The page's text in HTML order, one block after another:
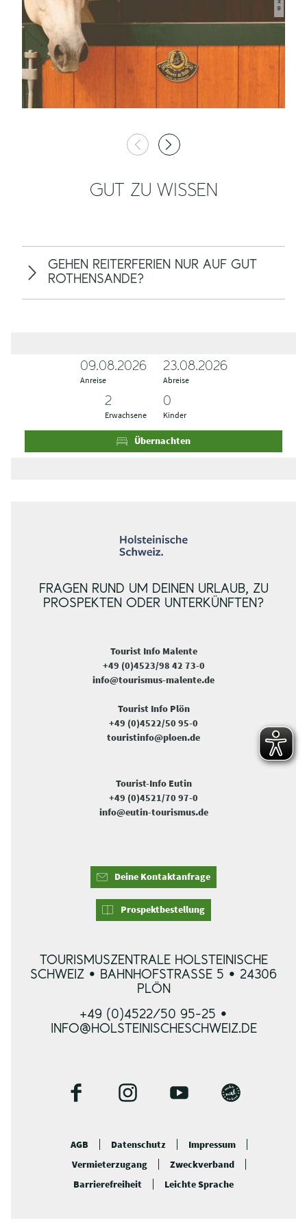
GUT ZU WISSEN
GEHEN REITERFERIEN NUR AUF GUT
ROTHENSANDE?
Anreise
09.08.2026
Abreise
23.08.2026
s
e
s
e
Erwachsene Kinder
Übernachten
FRAGEN RUND UM DEINEN URLAUB, ZU
PROSPEKTEN ODER UNTERKÜNFTEN?
Tourist Info Malente
+49 (0)4523/98 42 73-0
info@tourismus-malente.de
Tourist Info Plön
+49 (0)4522/50 95-0
touristinfo@ploen.de
Tourist-Info Eutin
+49 (0)4521/70 97-0
info@eutin-tourismus.de
Deine Kontaktanfrage
Prospektbestellung
TOURISMUSZENTRALE HOLSTEINISCHE
SCHWEIZ • BAHNHOFSTRASSE 5 • 24306 P
LÖN
+49 (0)4522/50 95-25 •
INFO@HOLSTEINISCHESCHWEIZ.DE
F
e
b
I
t
a
g
Y
u
b
B
g
AGB Datenschutz
Impressum
Vermieterzugang
Zweckverband
Barrierefreiheit
Leichte Sprache